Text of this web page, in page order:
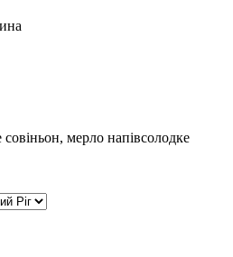
совіньон, мерло напівсолодке